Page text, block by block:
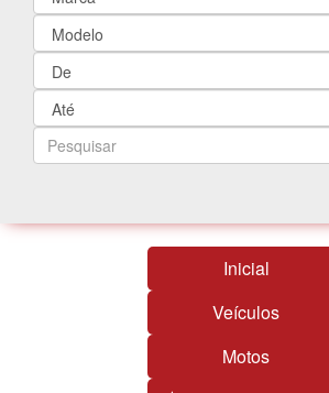
Inicial
Veículos
Motos